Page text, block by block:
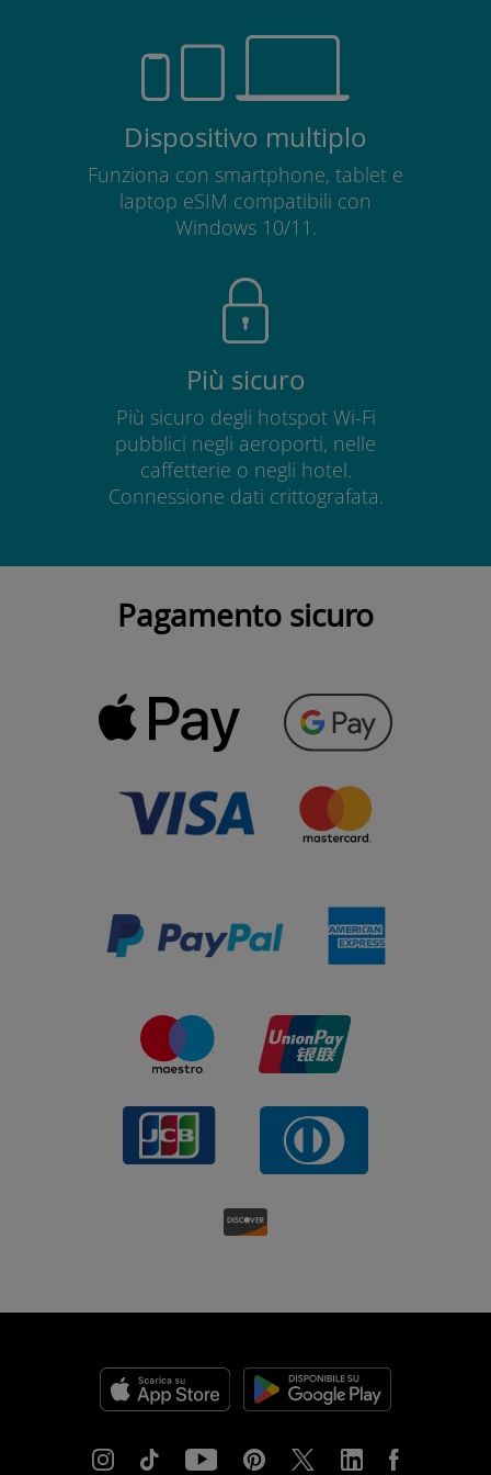
Dispositivo multiplo
Funziona con smartphone, tablet e
laptop eSIM compatibili con
Windows 10/11.
Più sicuro
Più sicuro degli hotspot Wi-Fi
pubblici negli aeroporti, nelle
caffetterie o negli hotel.
Connessione dati crittografata.
Pagamento sicuro